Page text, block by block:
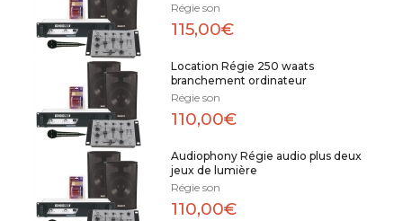
Régie son
115,00€
Location Régie 250 waats
branchement ordinateur
Régie son
110,00€
Audiophony Régie audio plus deux
jeux de lumière
Régie son
110,00€